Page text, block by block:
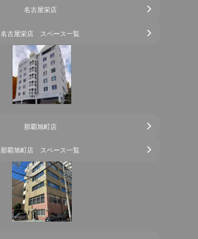
名古屋栄店
名古屋栄店 スペース一覧
那覇旭町店
那覇旭町店 スペース一覧